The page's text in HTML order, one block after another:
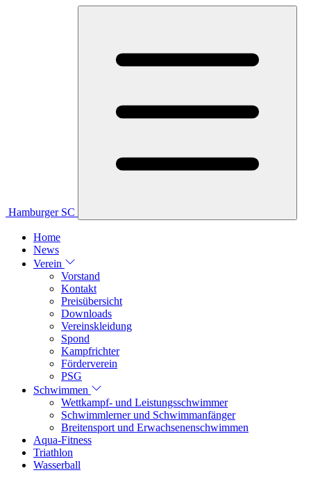
Hamburger SC
Home
News
Verein
Vorstand
Kontakt
Preisübersicht
Downloads
Vereinskleidung
Spond
Kampfrichter
Förderverein
PSG
Schwimmen
Wettkampf- und Leistungsschwimmer
Schwimmlerner und Schwimmanfänger
Breitensport und Erwachsenenschwimmen
Aqua-Fitness
Triathlon
Wasserball